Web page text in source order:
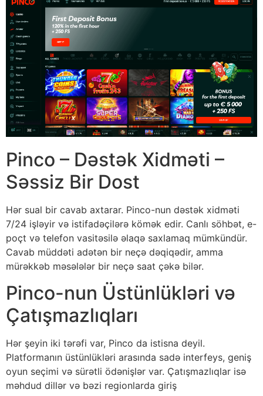
Pinco – Dəstək Xidməti –
Səssiz Bir Dost
Hər sual bir cavab axtarar. Pinco-nun dəstək xidməti
7/24 işləyir və istifadəçilərə kömək edir. Canlı söhbət, e-
poçt və telefon vasitəsilə əlaqə saxlamaq mümkündür.
Cavab müddəti adətən bir neçə dəqiqədir, amma
mürəkkəb məsələlər bir neçə saat çəkə bilər.
Pinco-nun Üstünlükləri və
Çatışmazlıqları
Hər şeyin iki tərəfi var, Pinco da istisna deyil.
Platformanın üstünlükləri arasında sadə interfeys, geniş
oyun seçimi və sürətli ödənişlər var. Çatışmazlıqlar isə
məhdud dillər və bəzi regionlarda giriş